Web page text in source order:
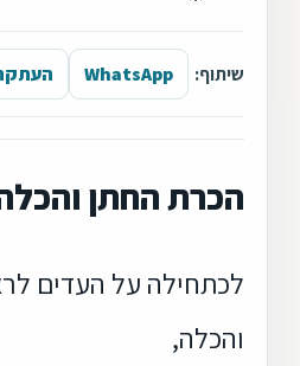
שיתוף: WhatsApp
הכרת החתן
לכתחילה על העדים
והכלה,